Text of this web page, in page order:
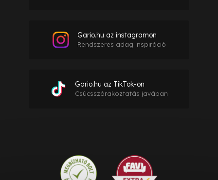
Gario.hu az instagramon
Rendszeres adag inspiráció
Gario.hu az TikTok-on
Csúcsszórakoztatás javában